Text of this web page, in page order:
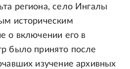
региона, село Ингалы
историческим
о включении его в
было принято после
изучение архивных